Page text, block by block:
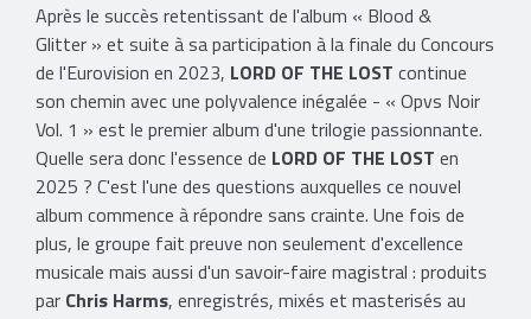
Après le succès retentissant de l'album « Blood &
Glitter » et suite à sa participation à la finale du Concours
de l'Eurovision en 2023, LORD OF THE LOST continue
son chemin avec une polyvalence inégalée - « Opvs Noir
Vol. 1 » est le premier album d'une trilogie passionnante.
Quelle sera donc l'essence de LORD OF THE LOST en
2025 ? C'est l'une des questions auxquelles ce nouvel
album commence à répondre sans crainte. Une fois de
plus, le groupe fait preuve non seulement d'excellence
musicale mais aussi d'un savoir-faire magistral : produits
par Chris Harms, enregistrés, mixés et masterisés au